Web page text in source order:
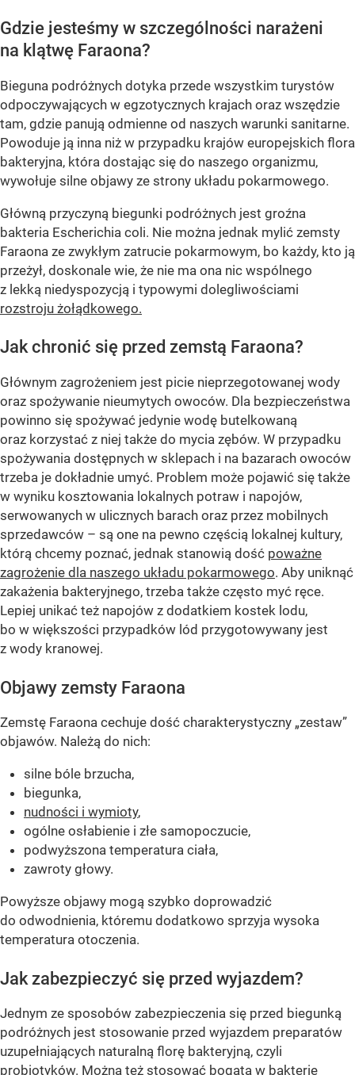
Gdzie jesteśmy w szczególności narażeni
na klątwę Faraona?
Bieguna podróżnych dotyka przede wszystkim turystów
odpoczywających w egzotycznych krajach oraz wszędzie
tam, gdzie panują odmienne od naszych warunki sanitarne.
Powoduje ją inna niż w przypadku krajów europejskich flora
bakteryjna, która dostając się do naszego organizmu,
wywołuje silne objawy ze strony układu pokarmowego.
Główną przyczyną biegunki podróżnych jest groźna
bakteria Escherichia coli. Nie można jednak mylić zemsty
Faraona ze zwykłym zatrucie pokarmowym, bo każdy, kto ją
przeżył, doskonale wie, że nie ma ona nic wspólnego
z lekką niedyspozycją i typowymi dolegliwościami
rozstroju żołądkowego.
Jak chronić się przed zemstą Faraona?
Głównym zagrożeniem jest picie nieprzegotowanej wody
oraz spożywanie nieumytych owoców. Dla bezpieczeństwa
powinno się spożywać jedynie wodę butelkowaną
oraz korzystać z niej także do mycia zębów. W przypadku
spożywania dostępnych w sklepach i na bazarach owoców
trzeba je dokładnie umyć. Problem może pojawić się także
w wyniku kosztowania lokalnych potraw i napojów,
serwowanych w ulicznych barach oraz przez mobilnych
sprzedawców – są one na pewno częścią lokalnej kultury,
którą chcemy poznać, jednak stanowią dość poważne
zagrożenie dla naszego układu pokarmowego. Aby uniknąć
zakażenia bakteryjnego, trzeba także często myć ręce.
Lepiej unikać też napojów z dodatkiem kostek lodu,
bo w większości przypadków lód przygotowywany jest
z wody kranowej.
Objawy zemsty Faraona
Zemstę Faraona cechuje dość charakterystyczny „zestaw”
objawów. Należą do nich:
silne bóle brzucha,
biegunka,
nudności i wymioty,
ogólne osłabienie i złe samopoczucie,
podwyższona temperatura ciała,
zawroty głowy.
Powyższe objawy mogą szybko doprowadzić
do odwodnienia, któremu dodatkowo sprzyja wysoka
temperatura otoczenia.
Jak zabezpieczyć się przed wyjazdem?
Jednym ze sposobów zabezpieczenia się przed biegunką
podróżnych jest stosowanie przed wyjazdem preparatów
uzupełniających naturalną florę bakteryjną, czyli
probiotyków. Można też stosować bogatą w bakterie